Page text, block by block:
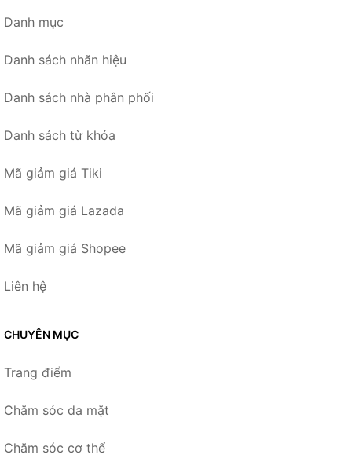
Danh mục
Danh sách nhãn hiệu
Danh sách nhà phân phối
Danh sách từ khóa
Mã giảm giá Tiki
Mã giảm giá Lazada
Mã giảm giá Shopee
Liên hệ
CHUYÊN MỤC
Trang điểm
Chăm sóc da mặt
Chăm sóc cơ thể